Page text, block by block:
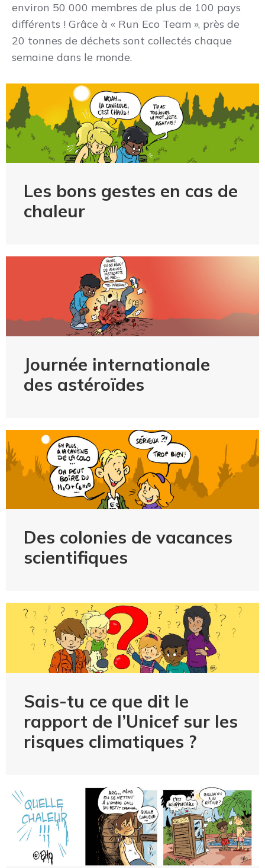
environ 50 000 membres de plus de 100 pays
différents ! Grâce à « Run Eco Team », près de
20 tonnes de déchets sont collectés chaque
semaine dans le monde.
Les bons gestes en cas de
chaleur
Journée internationale
des astéroïdes
Des colonies de vacances
scientifiques
Sais-tu ce que dit le
rapport de l’Unicef sur les
risques climatiques ?